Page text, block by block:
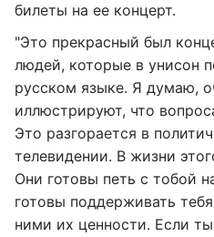
билеты на ее концерт.
"Это прекрасный был
людей, которые в унисон
русском языке. Я думаю,
иллюстрируют, что
Это разгорается в
телевидении. В жизни
Они готовы петь с тобой
готовы поддерживать
ними их ценности. Если